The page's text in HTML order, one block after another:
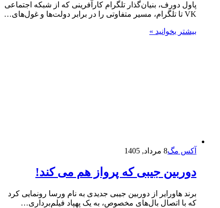
پاول دورف، بنیان‌گذار تلگرام کارآفرینی که از شبکه اجتماعی
VK تا تلگرام، مسیر متفاوتی را در برابر دولت‌ها و غول‌های…
بیشتر بخوانید »
آکس مگ8 مرداد, 1405
دوربین جیبی که پرواز هم می‌ کند!
برند هاورایر از دوربین جیبی جدیدی به نام ورسا رونمایی کرد
که با اتصال بال‌های مخصوص، به یک پهپاد فیلم‌برداری…